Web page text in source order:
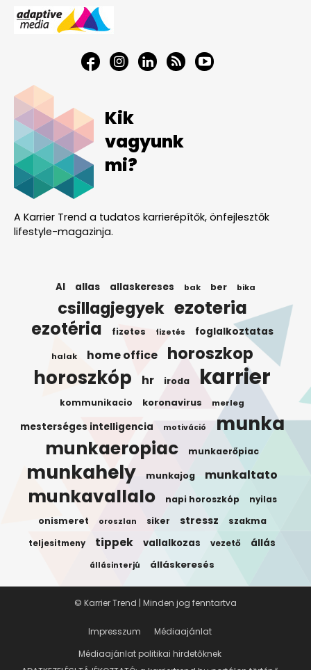
Kik
vagyunk
mi?
A Karrier Trend a tudatos karrierépítők, önfejlesztők
lifestyle-magazinja.
AI allas allaskereses bak ber bika
csillagjegyek ezoteria
ezotéria fizetes fizetés foglalkoztatas
halak home office horoszkop
horoszkóp hr iroda karrier
kommunikacio koronavirus merleg
mesterséges intelligencia motiváció munka
munkaeropiac munkaerőpiac
munkahely munkajog munkaltato
munkavallalo napi horoszkóp nyilas
onismeret oroszlan siker stressz szakma
teljesitmeny tippek vallalkozas vezető állás
állásinterjú álláskeresés
Impresszum
Médiaajánlat
Médiaajánlat politikai hirdetőknek
© Karrier Trend | Minden jog fenntartva